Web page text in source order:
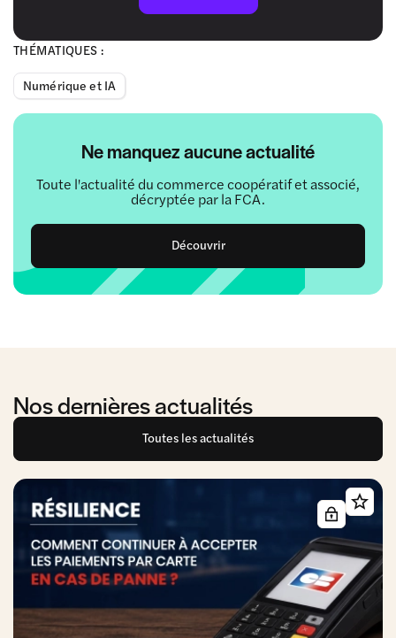
THÉMATIQUES :
Numérique et IA
Ne manquez aucune actualité
Toute l'actualité du commerce coopératif et associé,
décryptée par la FCA.
Découvrir
Nos dernières actualités
Toutes les actualités